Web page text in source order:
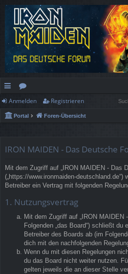
ch
ne
ug
rif
f
or
en
Anmelden Registrieren
Portal Foren-Übersicht
IRON MAIDEN - Das Deutsche
Mit dem Zugriff auf „IRON MAIDEN - Das
(„https://www.ironmaiden-deutschland.de“)
Betreiber ein Vertrag mit folgenden
1. Nutzungsvertrag
Mit dem Zugriff auf „IRON MAIDEN
Folgenden „das Board“) schließt
Betreiber des Boards ab (im
dich mit den nachfolgenden
Wenn du mit diesen Regelungen
du das Board nicht weiter nutzen.
gelten jeweils die an dieser Stelle